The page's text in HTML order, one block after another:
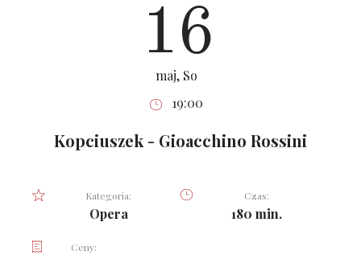
16
maj, So
19:00
Kopciuszek - Gioacchino Rossini
Kategoria:
Opera
Czas:
180 min.
Ceny: